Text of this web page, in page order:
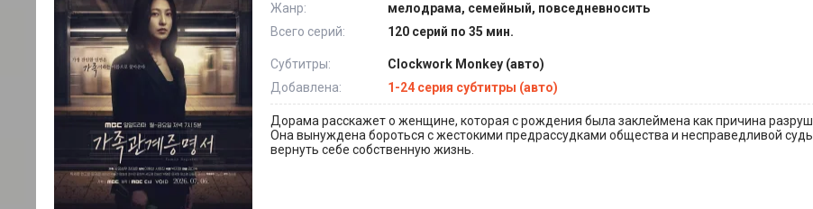
Жанр:
мелодрама, семейный, повседневносить
Всего серий:
120 серий по 35 мин.
Субтитры:
Clockwork Monkey (авто)
Добавлена:
1-24 серия субтитры (авто)
Дорама расскажет о женщине, которая с рождения была заклеймена как причина
Она вынуждена бороться с жестокими предрассудками общества и несправедливой
вернуть себе собственную жизнь.